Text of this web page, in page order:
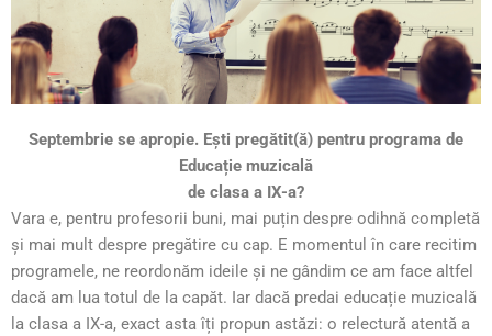
Septembrie se apropie. Ești pregătit(ă) pentru programa de
Educație muzicală
de clasa a IX-a?
Vara e, pentru profesorii buni, mai puțin despre odihnă completă
și mai mult despre pregătire cu cap. E momentul în care recitim
programele, ne reordonăm ideile și ne gândim ce am face altfel
dacă am lua totul de la capăt. Iar dacă predai educație muzicală
la clasa a IX-a, exact asta îți propun astăzi: o relectură atentă a